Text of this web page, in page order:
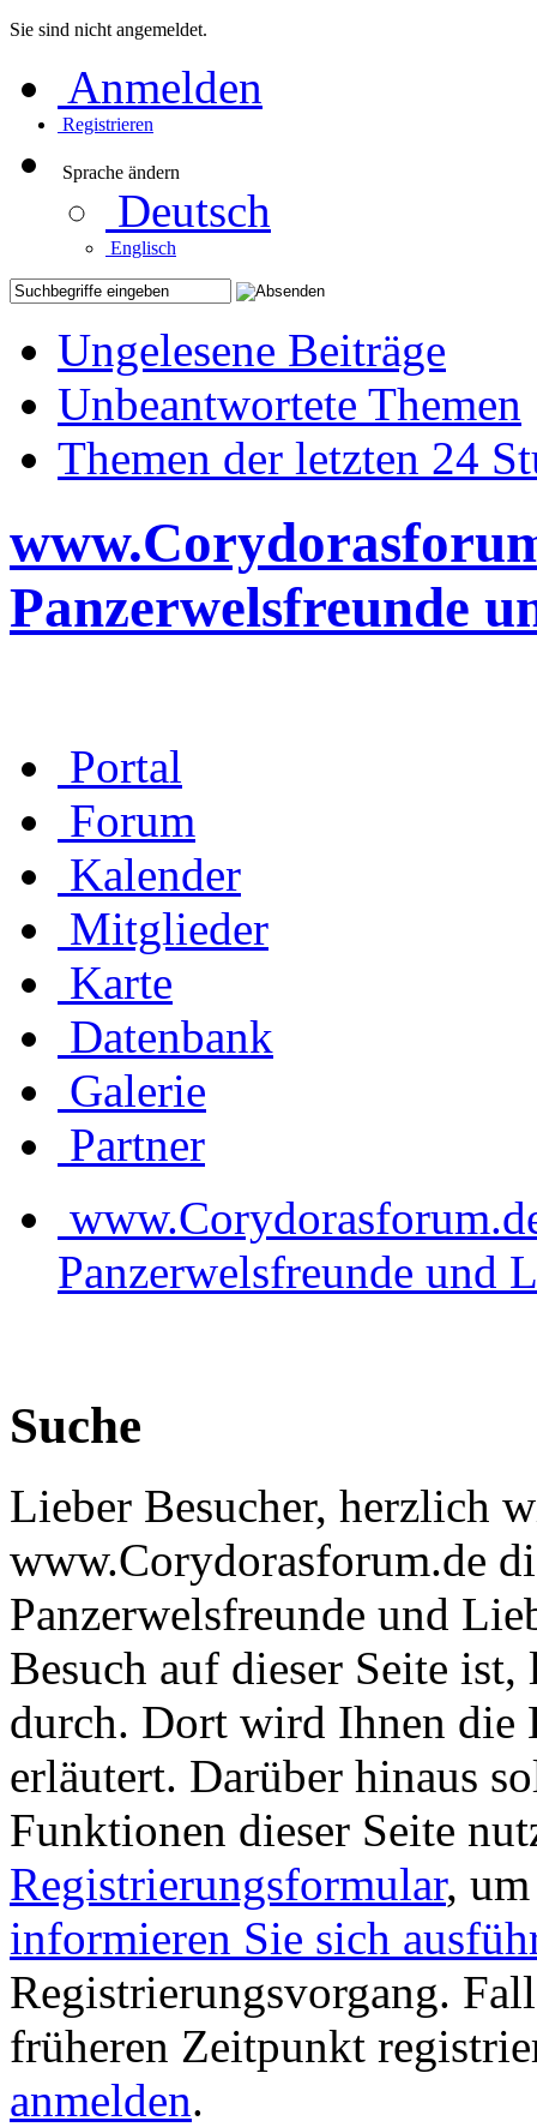
Sie sind nicht angemeldet.
Anmelden
Registrieren
Sprache ändern
Deutsch
Englisch
Ungelesene Beiträge
Unbeantwortete Themen
Themen der letzten 24
Panzerwelsfreunde
Portal
Forum
Kalender
Mitglieder
Karte
Datenbank
Galerie
Partner
Panzerwelsfreunde und
Suche
Lieber Besucher, herzlich
www.Corydorasforum.de
Panzerwelsfreunde und
Besuch auf dieser Seite
durch. Dort wird Ihnen die
erläutert. Darüber hinaus
Funktionen dieser Seite
Registrierungsformular,
informieren Sie sich
Registrierungsvorgang.
früheren Zeitpunkt
anmelden.